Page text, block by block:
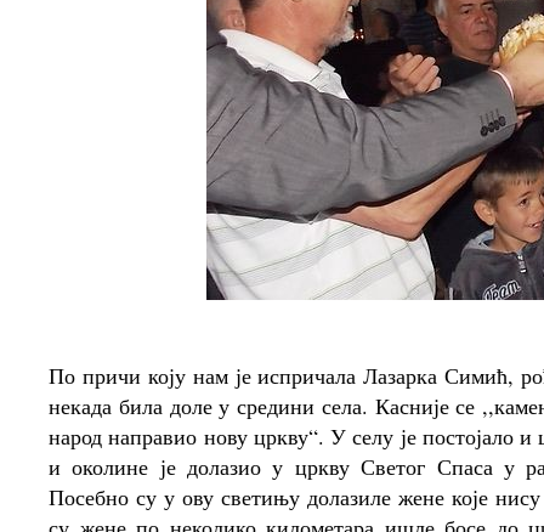
По причи коју нам је испричала Лазарка Симић,
некада била доле у средини села. Касније се
народ направио нову цркву“. У селу је
и околине је долазио у цркву Светог Спаса у
Посебно су у ову светињу долазиле жене које